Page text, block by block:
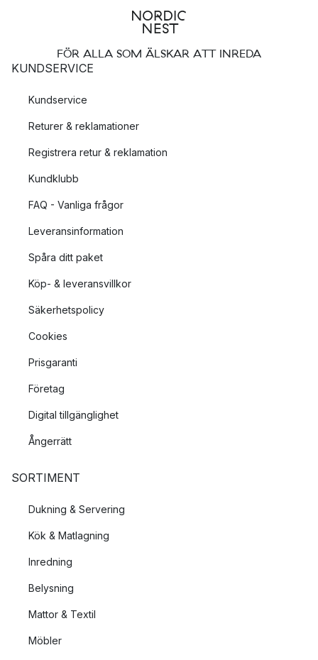
FÖR ALLA SOM ÄLSKAR ATT INREDA
KUNDSERVICE
Kundservice
Returer & reklamationer
Registrera retur & reklamation
Kundklubb
FAQ - Vanliga frågor
Leveransinformation
Spåra ditt paket
Köp- & leveransvillkor
Säkerhetspolicy
Cookies
Prisgaranti
Företag
Digital tillgänglighet
Ångerrätt
SORTIMENT
Dukning & Servering
Kök & Matlagning
Inredning
Belysning
Mattor & Textil
Möbler